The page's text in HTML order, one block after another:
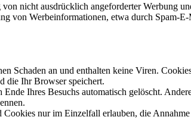
nicht ausdrücklich angeforderter Werbung
von Werbeinformationen, etwa durch Spam-
Schaden an und enthalten keine Viren.
die Ihr Browser speichert.
Ihres Besuchs automatisch gelöscht.
nur im Einzelfall erlauben, die